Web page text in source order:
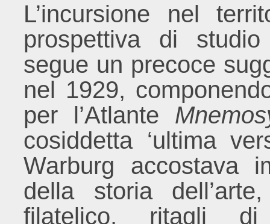
L’incursione nel
prospettiva di
segue un precoce
nel 1929,
per l’Atlante
cosiddetta ‘ultima
Warburg accostava
della storia
filatelico, ritagli